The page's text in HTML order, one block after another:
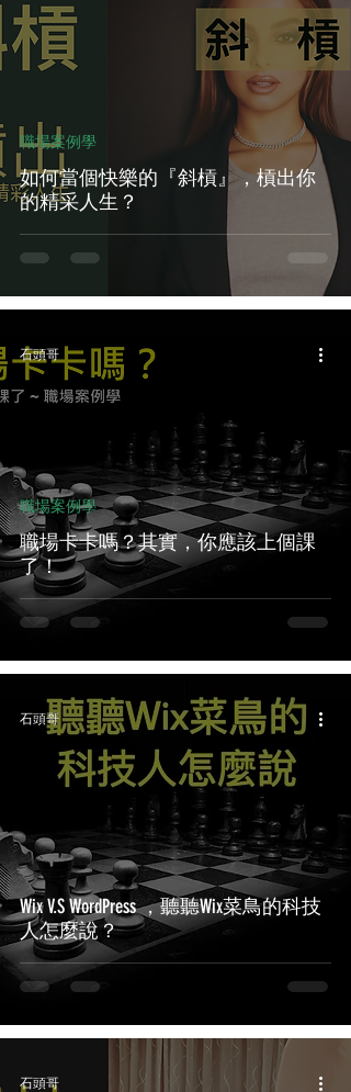
如何當個快樂的『斜槓』，槓出你
的精采人生？
職場案例學
職場卡卡嗎？其實，你應該上個課
了！
職場案例學
石頭哥
Wix V.S WordPress ，聽聽Wix菜鳥的科技
人怎麼說？
石頭哥
石頭哥